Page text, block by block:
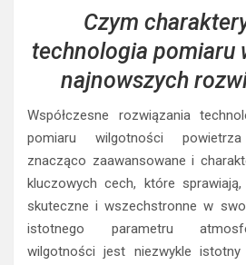
Czym
technologia pomiaru
najnowszych
Współczesne rozwiązania
pomiaru wilgotności
znacząco zaawansowane i
kluczowych cech, które
skuteczne i wszechstronne w
istotnego parametru
wilgotności jest niezwykle